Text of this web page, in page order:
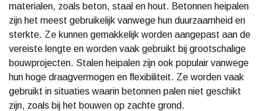
materialen, zoals beton, staal en hout. Betonnen heipalen
zijn het meest gebruikelijk vanwege hun duurzaamheid en
sterkte. Ze kunnen gemakkelijk worden aangepast aan de
vereiste lengte en worden vaak gebruikt bij grootschalige
bouwprojecten. Stalen heipalen zijn ook populair vanwege
hun hoge draagvermogen en flexibiliteit. Ze worden vaak
gebruikt in situaties waarin betonnen palen niet geschikt
zijn, zoals bij het bouwen op zachte grond.